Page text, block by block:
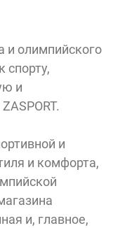
и олимпийского
спорту,
и
и
и комфорта,
и, главное,